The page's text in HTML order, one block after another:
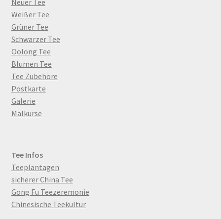
Weißer Tee
Grüner Tee
Schwarzer Tee
Oolong Tee
Blumen Tee
Tee Zubehöre
Postkarte
Galerie
Malkurse
Tee Infos
Teeplantagen
sicherer China Tee
Gong Fu Teezeremonie
Chinesische Teekultur